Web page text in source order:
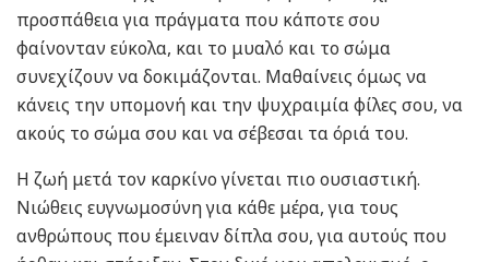
προσπάθεια για πράγματα που κάποτε σου
φαίνονταν εύκολα, και το μυαλό και το σώμα
συνεχίζουν να δοκιμάζονται. Μαθαίνεις όμως να
κάνεις την υπομονή και την ψυχραιμία φίλες σου, να
ακούς το σώμα σου και να σέβεσαι τα όριά του.
Η ζωή μετά τον καρκίνο γίνεται πιο ουσιαστική.
Νιώθεις ευγνωμοσύνη για κάθε μέρα, για τους
ανθρώπους που έμειναν δίπλα σου, για αυτούς που